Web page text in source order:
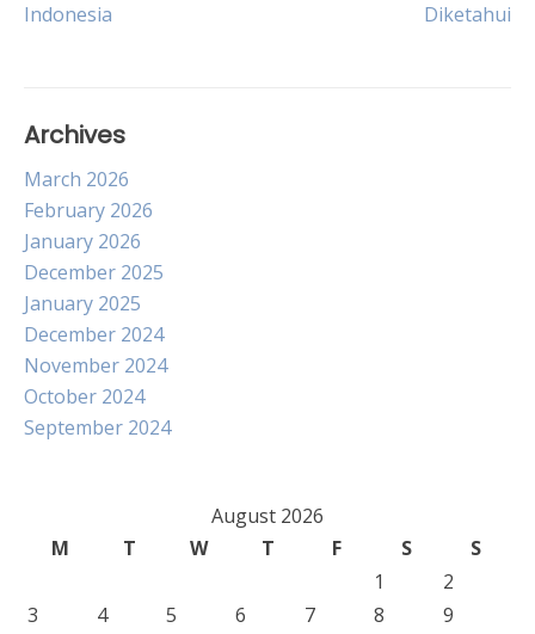
navigation
Indonesia
Diketahui
Archives
March 2026
February 2026
January 2026
December 2025
January 2025
December 2024
November 2024
October 2024
September 2024
August 2026
M
T W T F S
S
1
2
3
4 5 6 7 8
9